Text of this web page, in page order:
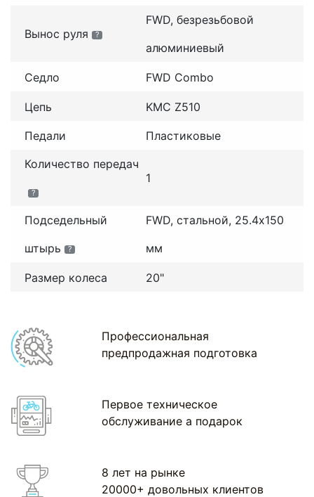
Вынос руля ?
FWD, безрезьбовой
алюминиевый
Седло FWD Combo
Цепь KMC Z510
Педали
Пластиковые
Количество передач
?
1
Подседельный
штырь
?
FWD, стальной, 25.4x150
мм
Размер колеса 20"
Профессиональная
предпродажная подготовка
Первое техническое
обслуживание а подарок
8 лет на рынке
20000+ довольных клиентов